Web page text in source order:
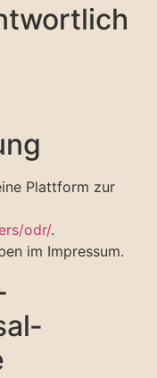
Plattform zur
odr/.
im Impressum.